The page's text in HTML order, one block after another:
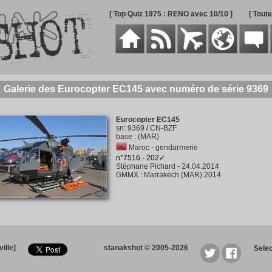
[ Top Quiz 1975 : RENO avec 10/10 ] [
Galerie des Eurocopter EC145 avec numéro de série 9369
Eurocopter EC145
sn: 9369 /CN-BZF
base : (MAR)
Maroc - gendarmerie
n°7516 - 202✓
Stéphane Pichard - 24.04.2014
GMMX: Marrakech (MAR) 2014
stanakshot © 2005-2026